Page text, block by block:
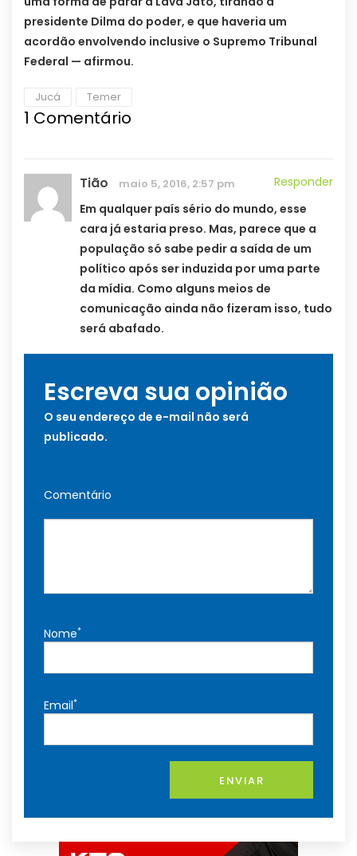
presidente Dilma do poder, e que haveria um
acordão envolvendo inclusive o Supremo Tribunal
Federal — afirmou.
Jucá Temer
1 Comentário
Tião maio 5, 2016, 2:57 pm
Responder
Em qualquer país sério do mundo, esse
cara já estaria preso. Mas, parece que a
população só sabe pedir a saída de um
político após ser induzida por uma parte
da mídia. Como alguns meios de
comunicação ainda não fizeram isso, tudo
será abafado.
Escreva sua opinião
O seu endereço de e-mail não será
publicado.
Comentário
Nome*
Email*
ENVIAR